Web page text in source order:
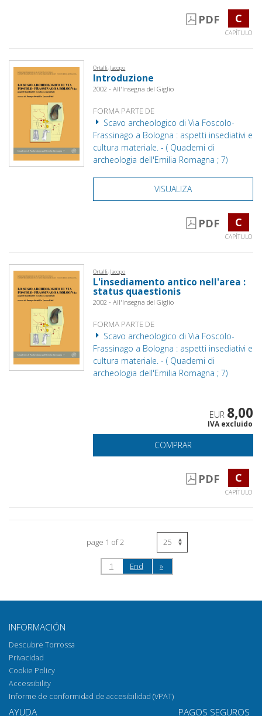
PDF C
CAPÍTULO
Ortalli, Jacopo
Introduzione
2002 - All'Insegna del Giglio
FORMA PARTE DE
Scavo archeologico di Via Foscolo-
Frassinago a Bologna : aspetti insediativi e
cultura materiale. - ( Quaderni di
archeologia dell'Emilia Romagna ; 7)
VISUALIZA
PDF C
CAPÍTULO
Ortalli, Jacopo
L'insediamento antico nell'area :
status quaestionis
2002 - All'Insegna del Giglio
FORMA PARTE DE
Scavo archeologico di Via Foscolo-
Frassinago a Bologna : aspetti insediativi e
cultura materiale. - ( Quaderni di
archeologia dell'Emilia Romagna ; 7)
EUR 8,00
IVA excluido
COMPRAR
PDF C
CAPÍTULO
page 1 of 2
1 End »
INFORMACIÓN
Descubre Torrossa
Privacidad
Cookie Policy
Accessibility
Informe de conformidad de accesibilidad (VPAT)
AYUDA PAGOS SEGUROS